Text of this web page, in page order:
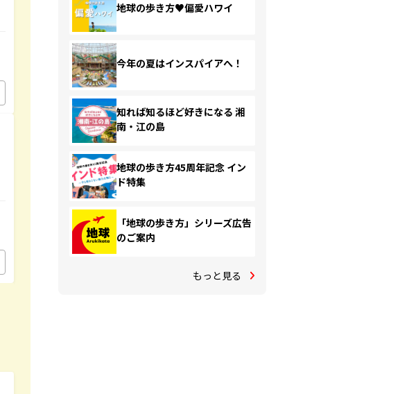
地球の歩き方♥偏愛ハワイ
今年の夏はインスパイアへ！
知れば知るほど好きになる 湘
南・江の島
地球の歩き方45周年記念 イン
ド特集
「地球の歩き方」シリーズ広告
のご案内
もっと見る